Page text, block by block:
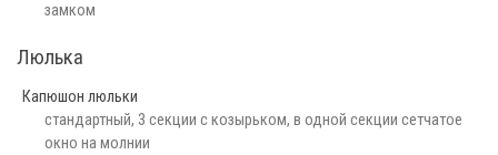
замком
Люлька
Капюшон люльки
стандартный, 3 секции с козырьком, в одной секции сетчатое
окно на молнии